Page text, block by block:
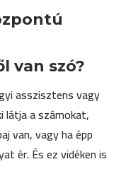
van szó?
asszisztens vagy
látja a számokat,
van, vagy ha épp
ér. És ez vidéken is